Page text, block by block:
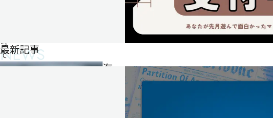
っ
て
海
NEWS
最新記事